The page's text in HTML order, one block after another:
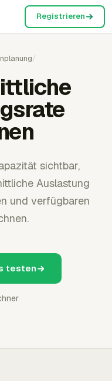
Registrieren
/
sichtbar,
Auslastung
und verfügbaren
testen